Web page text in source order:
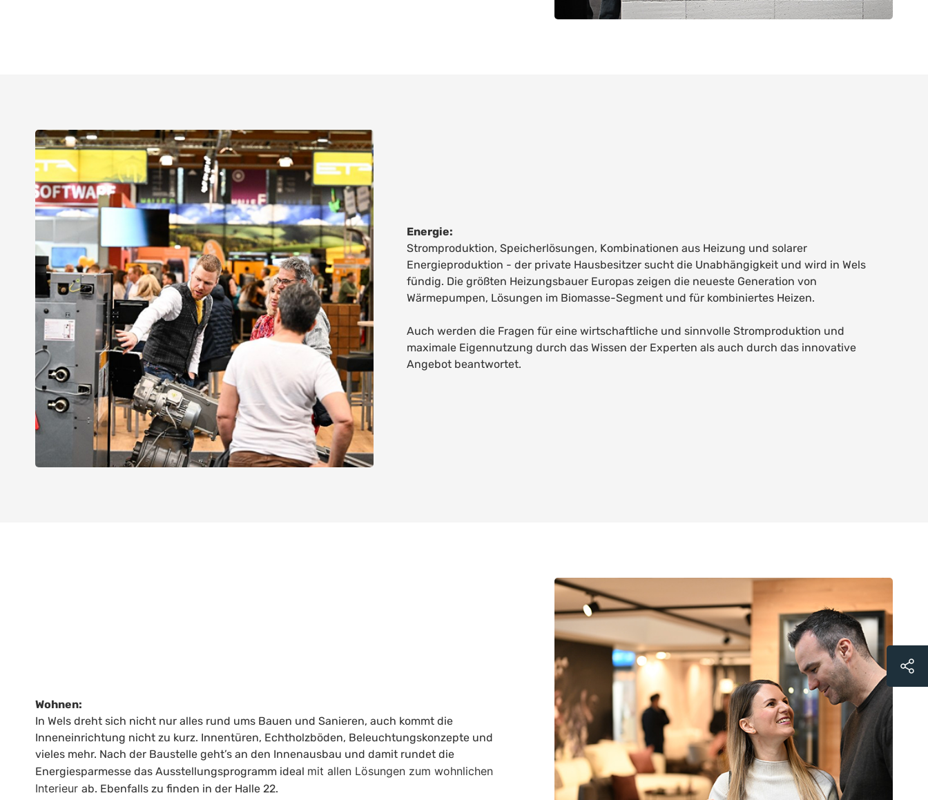
Energie:
Stromproduktion, Speicherlösungen, Kombinationen aus Heizung und solarer
Energieproduktion - der private Hausbesitzer sucht die Unabhängigkeit und wird in Wels
fündig. Die größten Heizungsbauer Europas zeigen die neueste Generation von
Wärmepumpen, Lösungen im Biomasse-Segment und für kombiniertes Heizen.
Auch werden die Fragen für eine wirtschaftliche und sinnvolle Stromproduktion und
maximale Eigennutzung durch das Wissen der Experten als auch durch das innovative
Angebot beantwortet.
Wohnen:
In Wels dreht sich nicht nur alles rund ums Bauen und Sanieren, auch kommt die
Inneneinrichtung nicht zu kurz. Innentüren, Echtholzböden, Beleuchtungskonzepte und
vieles mehr. Nach der Baustelle geht’s an den Innenausbau und damit rundet die
Energiesparmesse das Ausstellungsprogramm ideal mit allen Lösungen zum wohnlichen
Interieur ab. Ebenfalls zu finden in der Halle 22.